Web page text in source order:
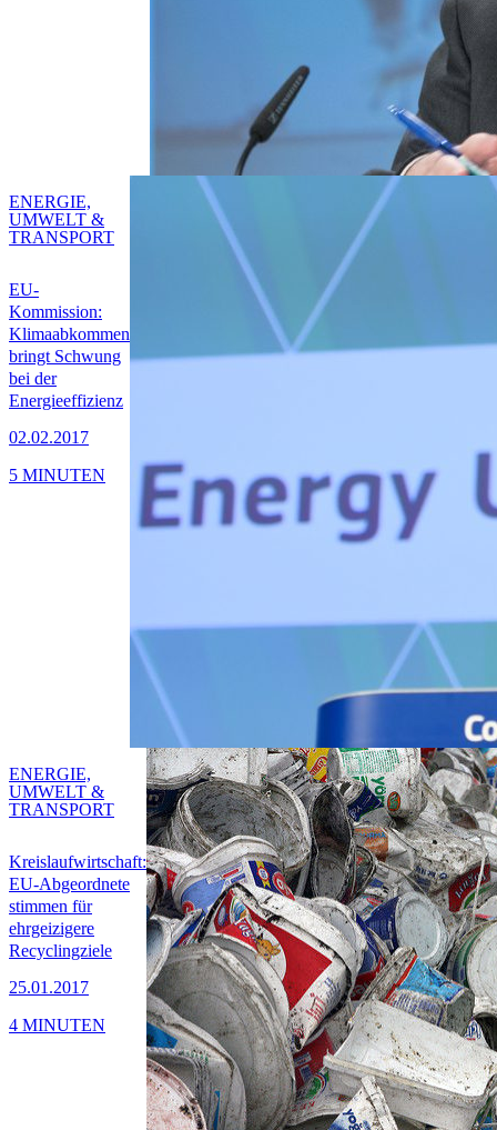
EU-
Kommission:
Klimaabkommen
bringt Schwung
bei der
Energieeffizienz
02.02.2017
ENERGIE,
UMWELT &
TRANSPORT
5 MINUTEN
Kreislaufwirtschaft:
EU-Abgeordnete
stimmen für
ehrgeizigere
Recyclingziele
25.01.2017
ENERGIE,
UMWELT &
TRANSPORT
4 MINUTEN